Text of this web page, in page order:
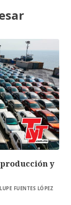
y
FUENTES LÓPEZ